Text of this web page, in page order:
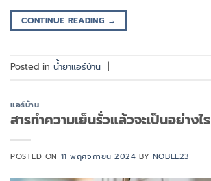
CONTINUE READING →
Posted in น้ำยาแอร์บ้าน |
แอร์บ้าน
สารทำความเย็นรั่วแล้วจะเป็นอย่างไร
POSTED ON 11 พฤศจิกายน 2024 BY NOBEL23